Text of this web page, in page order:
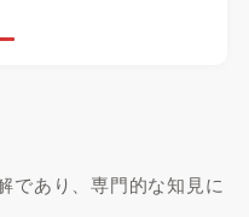
であり、専門的な知見に